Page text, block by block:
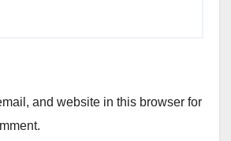
and website in this browser for